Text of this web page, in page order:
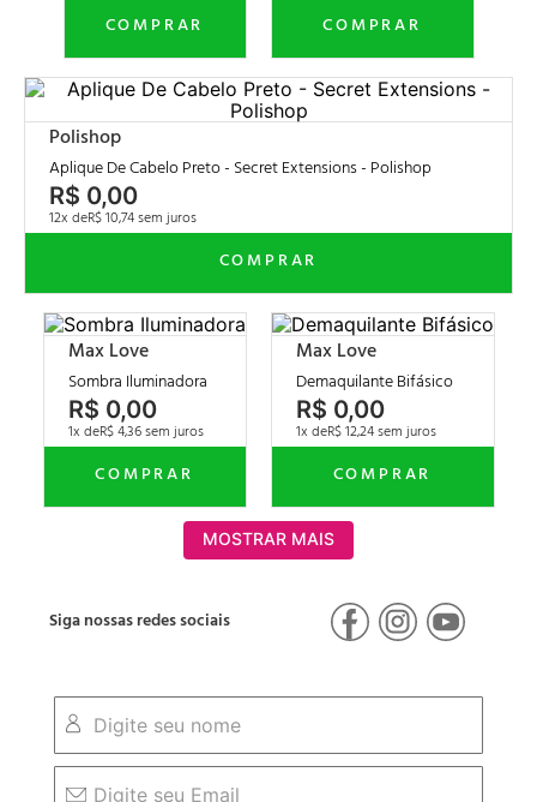
Polishop
Aplique De Cabelo Preto - Secret Extensions - Polishop
R$ 0,00
12 R$10,74
Max Love
Sombra Iluminadora
R$ 0,00
1 R$4,36
Max Love
Demaquilante Bifásico
R$ 0,00
1 R$12,24
MOSTRAR MAIS
Siga nossas redes sociais